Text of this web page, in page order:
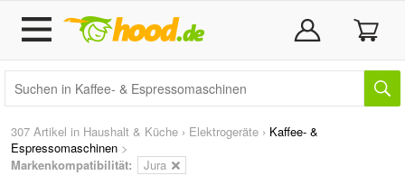
307 Artikel in Haushalt & Küche › Elektrogeräte › Kaffee- &
Espressomaschinen >
Markenkompatibilität:
Jura